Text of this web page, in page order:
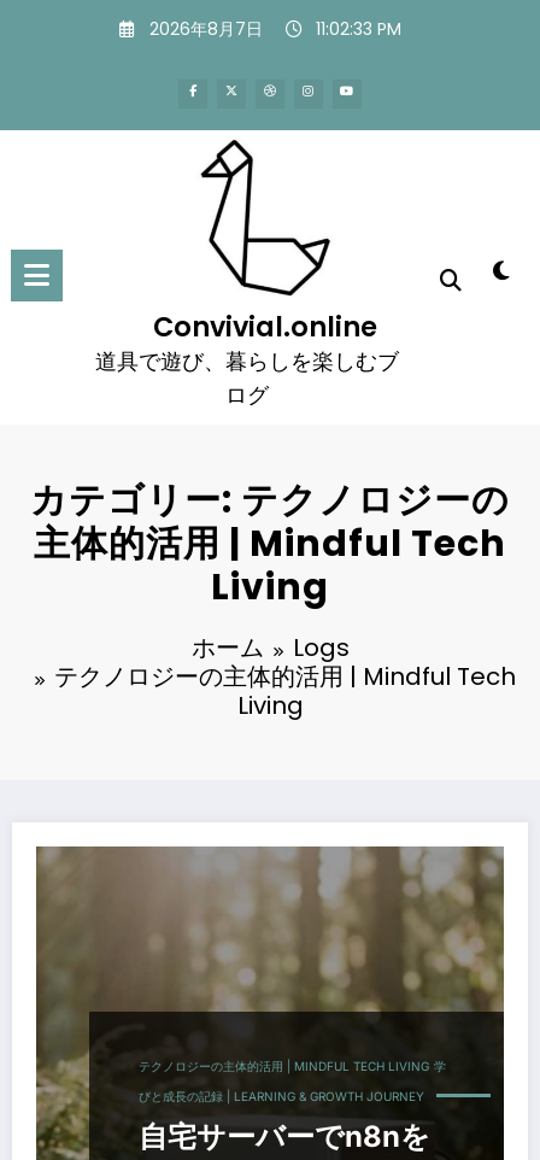
ツ
ッ
2026年8月7日 11:02:34 PM
Convivial.online
道具で遊び、暮らしを楽しむブ
ログ
カテゴリー: テクノロジーの
主体的活用 | Mindful Tech
Living
ホーム
Logs
テクノロジーの主体的活用 | Mindful Tech
Living
テクノロジーの主体的活用 | MINDFUL TECH LIVING 学
びと成長の記録 | LEARNING & GROWTH JOURNEY
自宅サーバーでn8nを